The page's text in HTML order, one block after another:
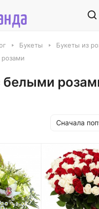
Букеты
Букеты из
белыми
Сначала